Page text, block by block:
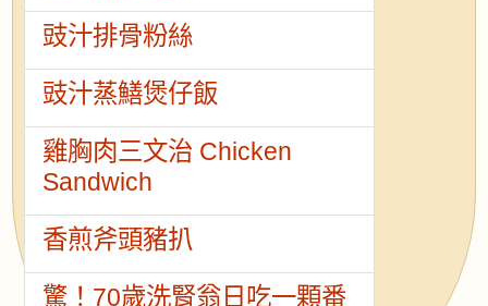
豉汁排骨粉絲
豉汁蒸鱔煲仔飯
雞胸肉三文治 Chicken
Sandwich
香煎斧頭豬扒
驚！70歲洗腎翁日吃一顆番